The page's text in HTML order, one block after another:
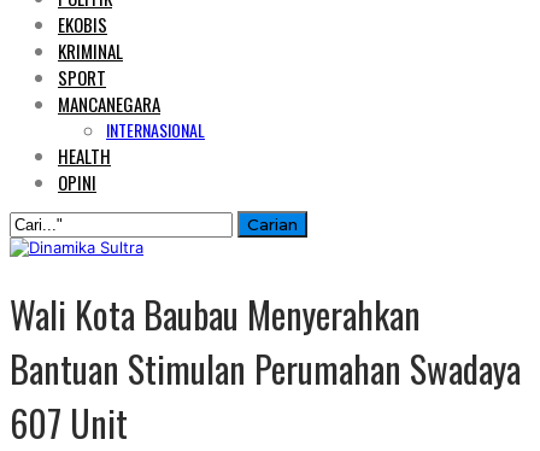
EKOBIS
KRIMINAL
SPORT
MANCANEGARA
INTERNASIONAL
HEALTH
OPINI
Wali Kota Baubau Menyerahkan
Bantuan Stimulan Perumahan Swadaya
607 Unit